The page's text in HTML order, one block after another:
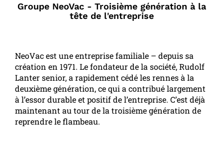
Groupe NeoVac - Troisième génération à la
tête de l'entreprise
NeoVac est une entreprise familiale – depuis sa
création en 1971. Le fondateur de la société, Rudolf
Lanter senior, a rapidement cédé les rennes à la
deuxième génération, ce qui a contribué largement
à l’essor durable et positif de l’entreprise. C’est déjà
maintenant au tour de la troisième génération de
reprendre le flambeau.